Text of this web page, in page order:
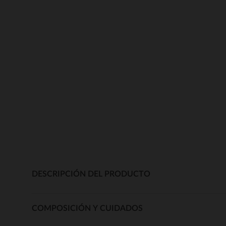
DESCRIPCIÓN DEL PRODUCTO
COMPOSICIÓN Y CUIDADOS